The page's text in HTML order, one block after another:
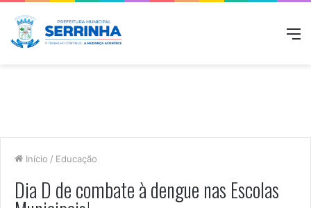
Início / Educação
Dia D de combate à dengue nas Escolas